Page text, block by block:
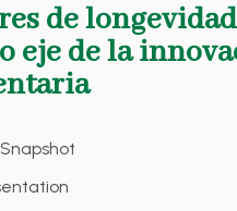
de
eje de la